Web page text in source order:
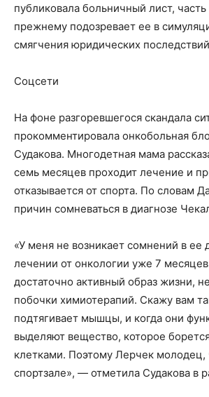
публиковала больничный лист,
прежнему подозревает ее в
смягчения юридических
Соцсети
На фоне разгоревшегося скандала
прокомментировала онкобольная
Судакова. Многодетная мама
семь месяцев проходит лечение и
отказывается от спорта. По словам
причин сомневаться в диагнозе
«У меня не возникает сомнений в ее
лечении от онкологии уже 7
достаточно активный образ жизни,
побочки химиотерапий. Скажу вам
подтягивает мышцы, и когда они
выделяют вещество, которое
клетками. Поэтому Лерчек молодец,
спортзале», — отметила Судакова в